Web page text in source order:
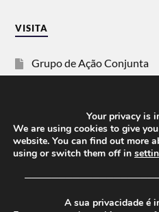
VISITA
Grupo de Ação Conjunta
Vida Justa
dezanove
Your privacy is
We are using cookies to give
website. You can find out more
using or switch them off in
A sua privacidade é